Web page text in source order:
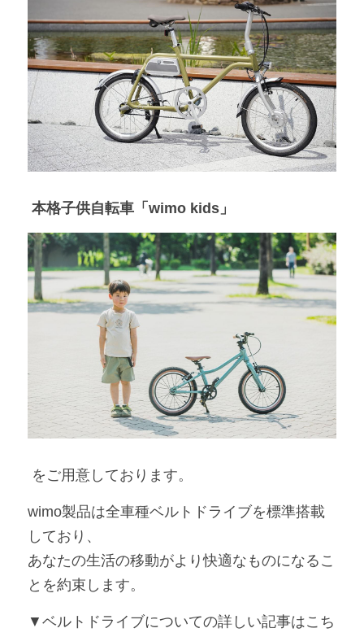
本格子供自転車「wimo kids」
をご用意しております。
wimo製品は全車種ベルトドライブを標準搭載
しており、
あなたの生活の移動がより快適なものになるこ
とを約束します。
▼ベルトドライブについての詳しい記事はこち